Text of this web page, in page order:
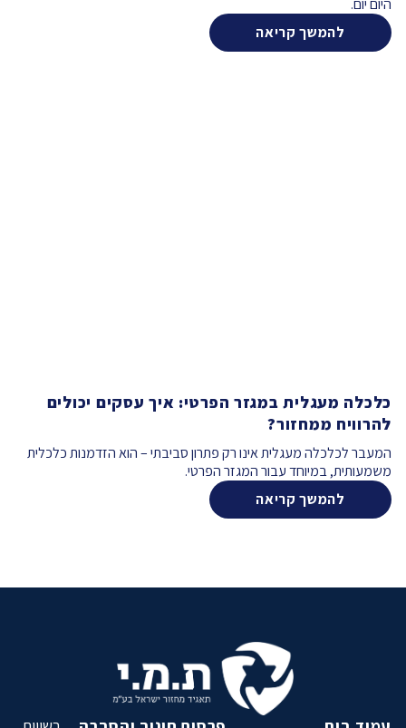
היום יום.
להמשך קריאה
כלכלה מעגלית במגזר הפרטי: איך עסקים יכולים
להרוויח ממחזור?
המעבר לכלכלה מעגלית אינו רק פתרון סביבתי – הוא הזדמנות כלכלית
משמעותית, במיוחד עבור המגזר הפרטי.
להמשך קריאה